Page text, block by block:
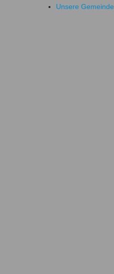
Unsere Gemeinde